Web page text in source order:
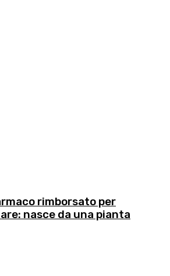
rimborsato per
nasce da una pianta